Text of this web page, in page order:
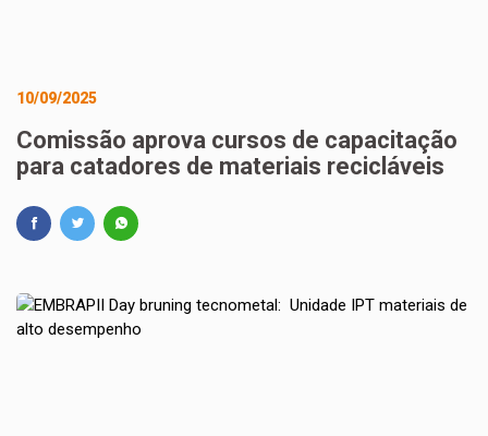
10/09/2025
Comissão aprova cursos de capacitação
para catadores de materiais recicláveis